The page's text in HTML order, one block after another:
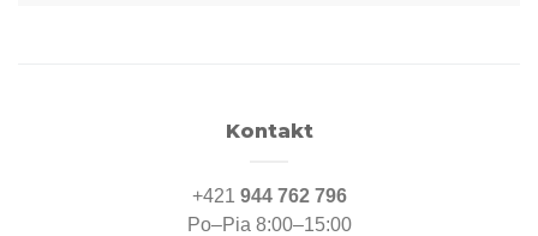
Kontakt
+421 944 762 796
Po–Pia 8:00–15:00